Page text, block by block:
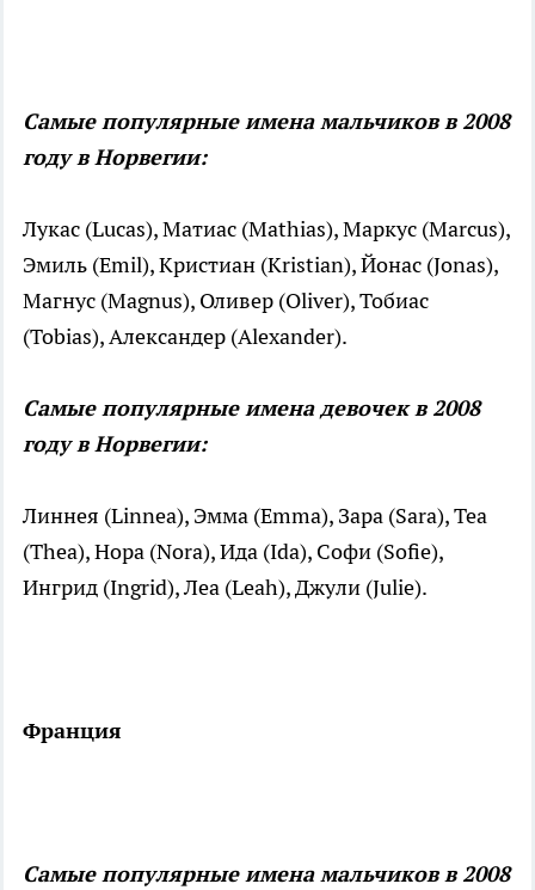
Самые популярные имена мальчиков в 2008
году в Норвегии:
Лукас (Lucas), Матиас (Mathias), Маркус (Marcus),
Эмиль (Emil), Кристиан (Kristian), Йонас (Jonas),
Магнус (Magnus), Оливер (Oliver), Тобиас
(Tobias), Александер (Alexander).
Самые популярные имена девочек в 2008
году в Норвегии:
Линнея (Linnea), Эмма (Emma), Зара (Sara), Теа
(Thea), Нора (Nora), Ида (Ida), Софи (Sofie),
Ингрид (Ingrid), Леа (Leah), Джули (Julie).
Франция
Самые популярные имена мальчиков в 2008